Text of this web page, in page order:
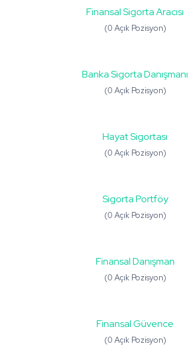
Finansal Sigorta Aracısı
(0 Açık Pozisyon)
Banka Sigorta Danışmanı
(0 Açık Pozisyon)
Hayat Sigortası
(0 Açık Pozisyon)
Sigorta Portföy
(0 Açık Pozisyon)
Finansal Danışman
(0 Açık Pozisyon)
Finansal Güvence
(0 Açık Pozisyon)